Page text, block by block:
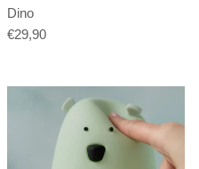
Dino
€29,90